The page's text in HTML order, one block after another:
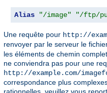
Alias "/image" "/ftp/
Une requête pour http://
renvoyer par le serveur le
les éléments de chemin
ne conviendra pas pour une
http://example.com/
correspondance plus
rationnelles, veuillez vous